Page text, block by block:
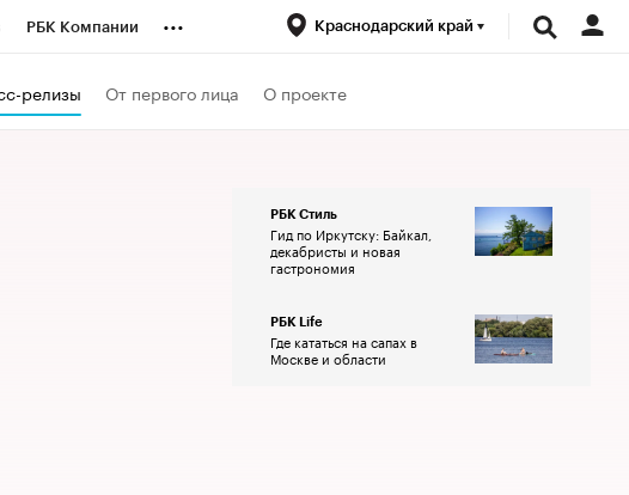
РБК Компании ... Краснодарский край
релизы От первого лица О проекте
РБК Стиль
Гид по Иркутску: Байкал,
декабристы и новая
гастрономия
РБК Life
Где кататься на сапах в
Москве и области